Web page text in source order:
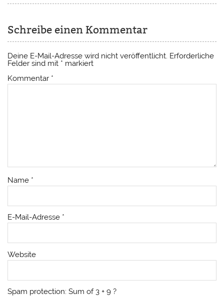
Schreibe einen Kommentar
Deine E-Mail-Adresse wird nicht veröffentlicht. Erforderliche
Felder sind mit * markiert
Kommentar *
Name *
E-Mail-Adresse *
Website
Spam protection: Sum of 3 + 9 ?